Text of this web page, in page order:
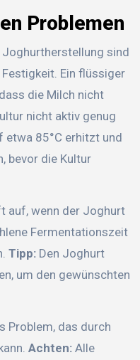
Problemen
sind
Ein flüssiger
die Milch nicht
nicht aktiv genug
85°C erhitzt und
bevor die Kultur
auf, wenn der Joghurt
Fermentationszeit
Tipp:Den Joghurt
um den gewünschten
Problem, das durch
Achten:Alle